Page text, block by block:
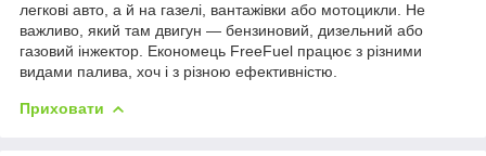
легкові авто, а й на газелі, вантажівки або мотоцикли. Не
важливо, який там двигун — бензиновий, дизельний або
газовий інжектор. Економець FreeFuel працює з різними
видами палива, хоч і з різною ефективністю.
Приховати